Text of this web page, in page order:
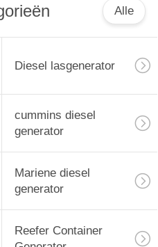
Alle
Diesel lasgenerator
cummins diesel
generator
Mariene diesel
generator
Reefer Container